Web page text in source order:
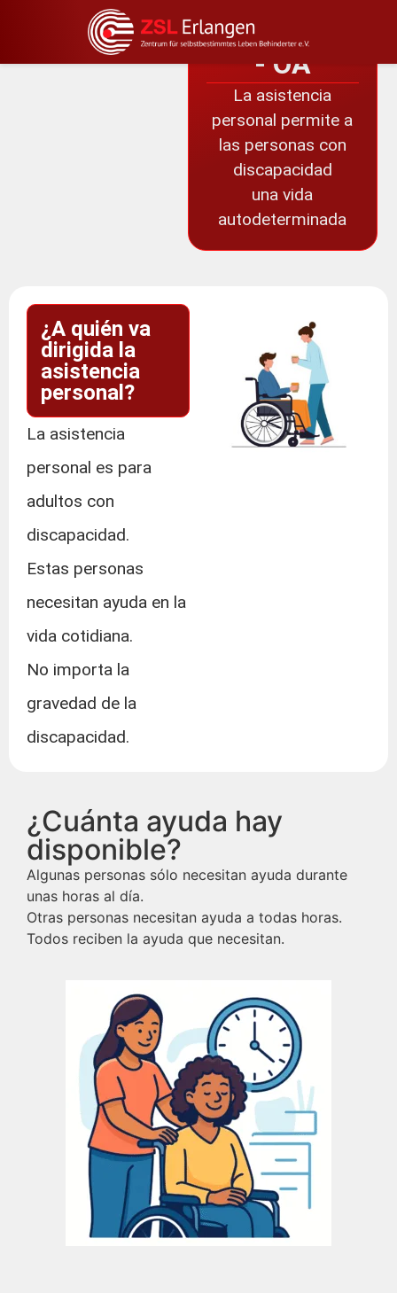
Página en lenguaje sencillo
Asistencia
- OA
La asistencia
personal permite a
las personas con
discapacidad
una vida
autodeterminada
¿A quién va
dirigida la
asistencia
personal?
La asistencia
personal es para
adultos con
discapacidad.
Estas personas
necesitan ayuda en la
vida cotidiana.
No importa la
gravedad de la
discapacidad.
¿Cuánta ayuda hay
disponible?
Algunas personas sólo necesitan ayuda durante
unas horas al día.
Otras personas necesitan ayuda a todas horas.
Todos reciben la ayuda que necesitan.